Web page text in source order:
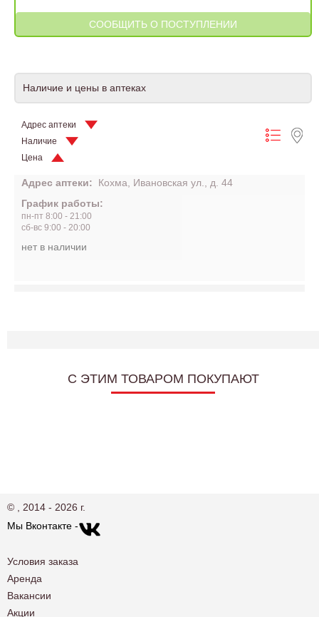
Наличие и цены в аптеках
Адрес аптеки
Наличие
Цена
Адрес аптеки:
Кохма, Ивановская ул., д. 44
График работы:
пн-пт 8:00 - 21:00
сб-вс 9:00 - 20:00
нет в наличии
C ЭТИМ ТОВАРОМ ПОКУПАЮТ
© , 2014 - 2026 г.
Мы Вконтакте -
Условия заказа
Аренда
Вакансии
Акции